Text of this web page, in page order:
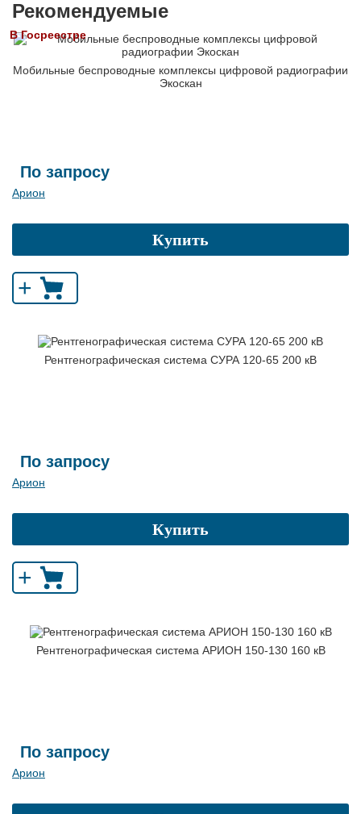
Рекомендуемые
В Госреестре
Мобильные беспроводные комплексы цифровой радиографии
Экоскан
По запросу
Арион
Купить
+
Рентгенографическая система СУРА 120-65 200 кВ
По запросу
Арион
Купить
+
Рентгенографическая система АРИОН 150-130 160 кВ
По запросу
Арион